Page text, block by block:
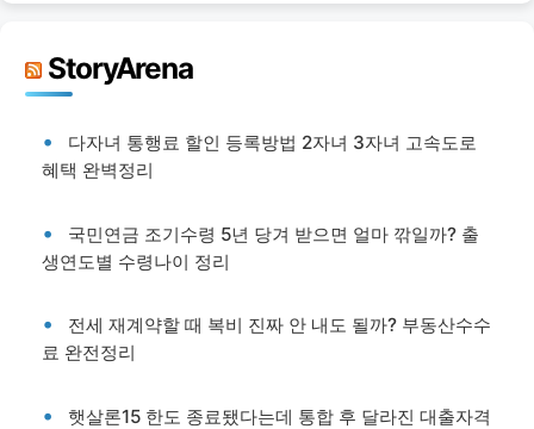
StoryArena
다자녀 통행료 할인 등록방법 2자녀 3자녀 고속도로
혜택 완벽정리
국민연금 조기수령 5년 당겨 받으면 얼마 깎일까? 출
생연도별 수령나이 정리
전세 재계약할 때 복비 진짜 안 내도 될까? 부동산수수
료 완전정리
햇살론15 한도 종료됐다는데 통합 후 달라진 대출자격